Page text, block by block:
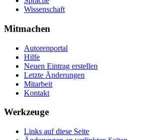
Wissenschaft
Mitmachen
Autorenportal
Hilfe
Neuen Eintrag erstellen
Letzte Änderungen
Mitarbeit
Kontakt
Werkzeuge
Links auf diese Seite